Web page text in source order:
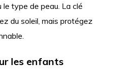
le type de peau. La clé
du soleil, mais protégez
les enfants